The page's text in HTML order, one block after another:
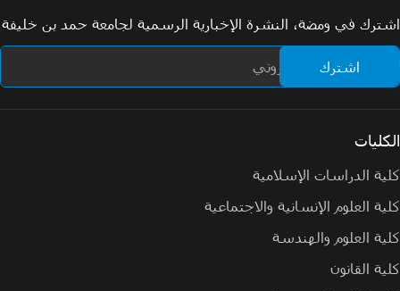
اشترك في ومضة، النشرة الإخبارية الرسمية لجامعة حمد بن خليفة
الكليات
كلية الدراسات الإسلامية
كلية العلوم الإنسانية والاجتماعية
كلية العلوم والهندسة
كلية القانون